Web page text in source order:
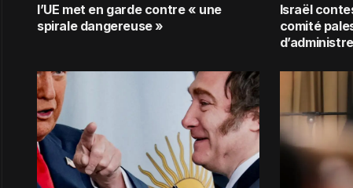
l’UE met en garde contre « une
spirale dangereuse »
Israël
comité